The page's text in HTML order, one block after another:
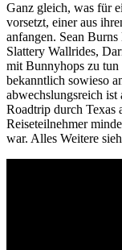
Ganz gleich, was für
vorsetzt, einer aus
anfangen. Sean
Slattery Wallrides,
mit Bunnyhops zu
bekanntlich sowieso
abwechslungsreich ist
Roadtrip durch Texas
Reiseteilnehmer
war. Alles Weitere